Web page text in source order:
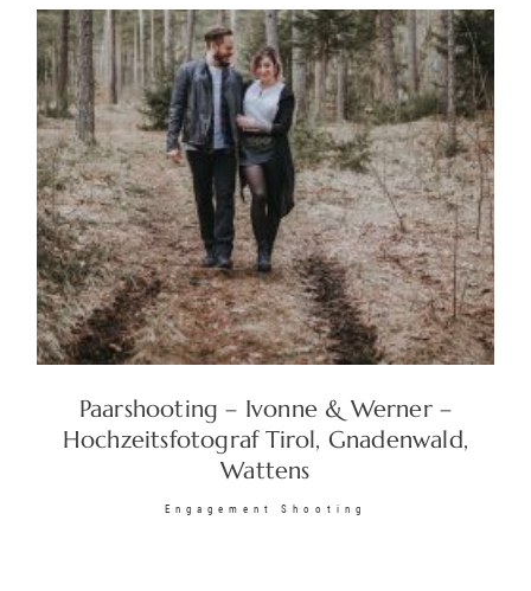
Paarshooting – Ivonne & Werner –
Hochzeitsfotograf Tirol, Gnadenwald,
Wattens
Engagement Shooting